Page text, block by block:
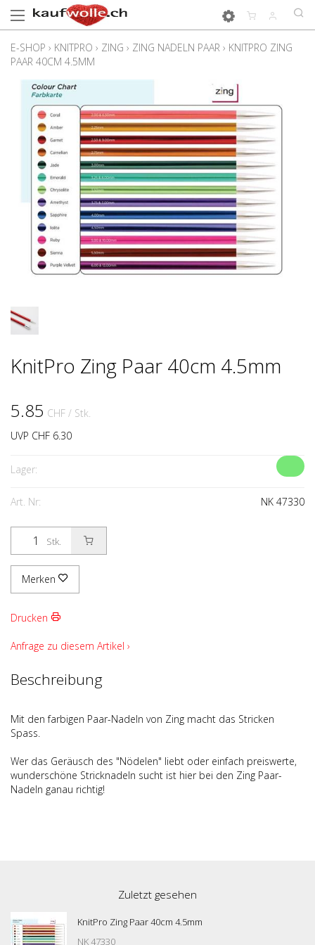
E-SHOP › KNITPRO › ZING › ZING NADELN PAAR › KNITPRO ZING
PAAR 40CM 4.5MM
KnitPro Zing Paar 40cm 4.5mm
5.85 CHF / Stk.
UVP CHF 6.30
Lager:
Art. Nr: NK 47330
Stk.
Merken
Drucken
Anfrage zu diesem Artikel ›
Beschreibung
Mit den farbigen Paar-Nadeln von Zing macht das Stricken
Spass.
Wer das Geräusch des "Nödelen" liebt oder einfach preiswerte,
wunderschöne Stricknadeln sucht ist hier bei den Zing Paar-
Nadeln ganau richtig!
Zuletzt gesehen
KnitPro Zing Paar 40cm 4.5mm
NK 47330